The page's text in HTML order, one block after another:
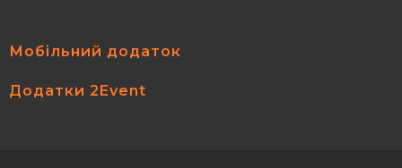
Мобільний додаток
Додатки 2Event